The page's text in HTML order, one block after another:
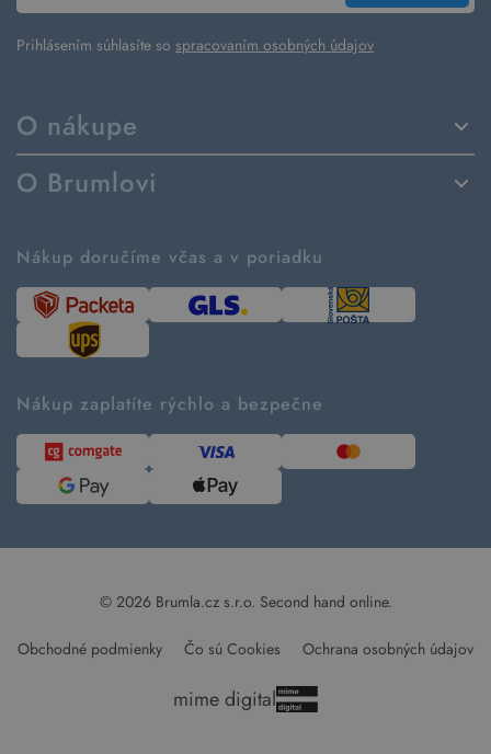
O nákupe
Spôsoby dodania a platby
Vrátenie tovaru a reklamácia
Návod ako nakupovať
Tabuľka veľkostí
Predávané značky
Kontakt
O Brumlovi
Ako tvoríme second hand
Časté otázky
Kde pomáhame
Udržateľnosť
Blog
Pre médiá
Prihlásením súhlasíte so spracovaním osobných údajov
Nákup doručíme včas a v poriadku
Nákup zaplatíte rýchlo a bezpečne
© 2026 Brumla.cz s.r.o. Second hand online.
Obchodné podmienky Čo sú Cookies Ochrana osobných údajov
mime digital